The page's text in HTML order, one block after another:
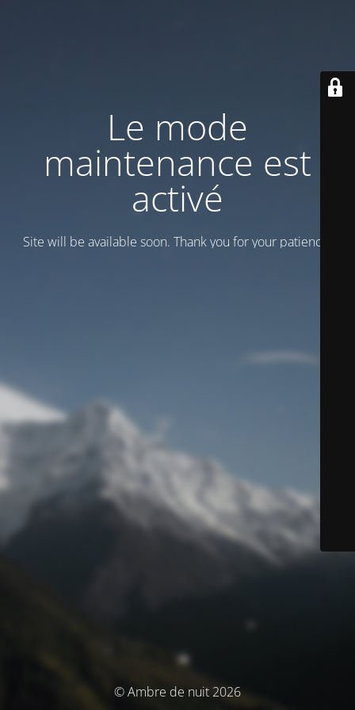
Le mode
maintenance est
activé
Site will be available soon. Thank you for your patience!
© Ambre de nuit 2026